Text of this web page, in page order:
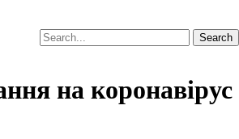
на коронавірус